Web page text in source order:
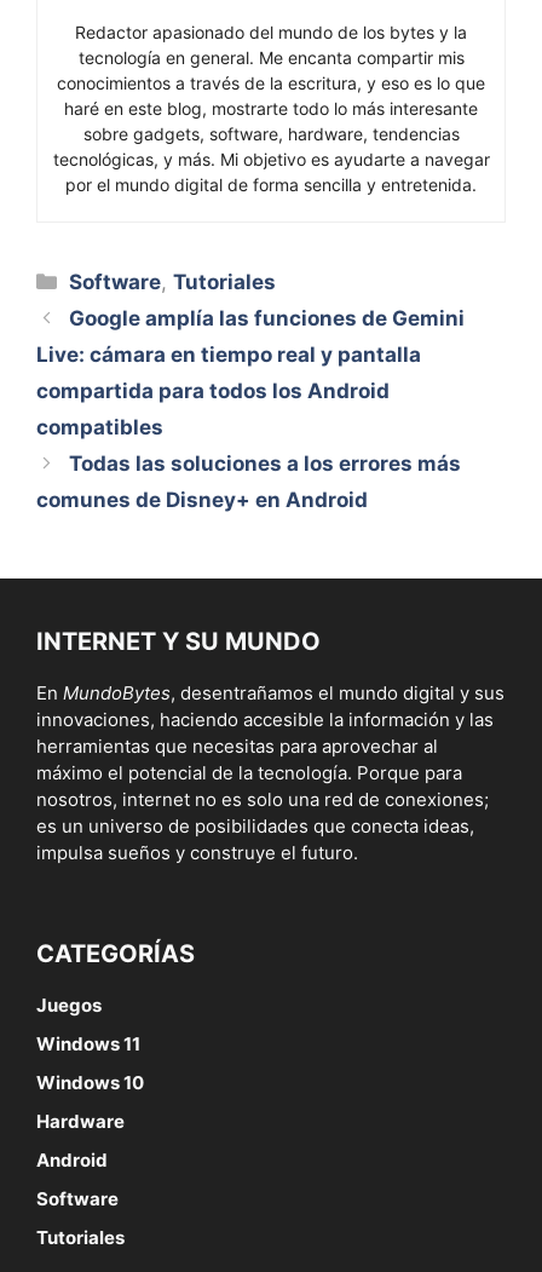
Redactor apasionado del mundo de los bytes y la
tecnología en general. Me encanta compartir mis
conocimientos a través de la escritura, y eso es lo que
haré en este blog, mostrarte todo lo más interesante
sobre gadgets, software, hardware, tendencias
tecnológicas, y más. Mi objetivo es ayudarte a navegar
por el mundo digital de forma sencilla y entretenida.
Categorías
Software,Tutoriales
Google amplía las funciones de Gemini
Live: cámara en tiempo real y pantalla
compartida para todos los Android
compatibles
Todas las soluciones a los errores más
comunes de Disney+ en Android
INTERNET Y SU MUNDO
En MundoBytes, desentrañamos el mundo digital y sus
innovaciones, haciendo accesible la información y las
herramientas que necesitas para aprovechar al
máximo el potencial de la tecnología. Porque para
nosotros, internet no es solo una red de conexiones;
es un universo de posibilidades que conecta ideas,
impulsa sueños y construye el futuro.
CATEGORÍAS
Juegos
Windows 11
Windows 10
Hardware
Android
Software
Tutoriales